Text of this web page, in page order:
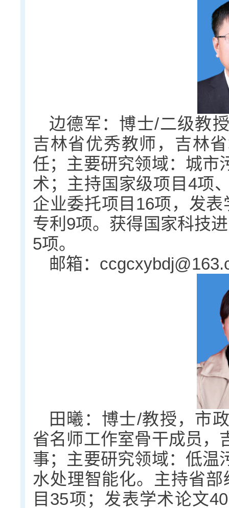
边德军：博士/二级教
吉林省优秀教师，吉林
任；主要研究领域：城市
术；主持国家级项目4项
企业委托项目16项，发
专利9项。获得国家科技
5项。
邮箱：
田曦：博士/教授，市
省名师工作室骨干成员，
事；主要研究领域：低温
水处理智能化。主持省
目35项；发表学术论文